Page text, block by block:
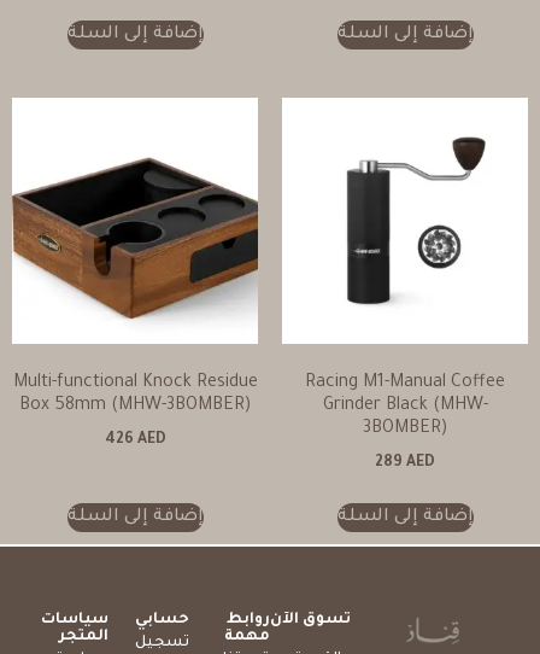
إضافة إلى السلة إضافة إلى السلة
Racing M1-Manual Coffee
Grinder Black (MHW-
3BOMBER)
289 AED
إضافة إلى السلة
Multi-functional Knock Residue
Box 58mm (MHW-3BOMBER)
426 AED
إضافة إلى السلة
تسوق الآنروابط
مهمة
حسابي
تسجيل
سياسات
المتجر